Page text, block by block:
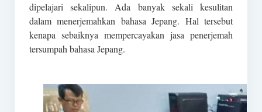
dipelajari sekalipun. Ada banyak sekali kesulitan
dalam menerjemahkan bahasa Jepang. Hal tersebut
kenapa sebaiknya mempercayakan jasa penerjemah
tersumpah bahasa Jepang.